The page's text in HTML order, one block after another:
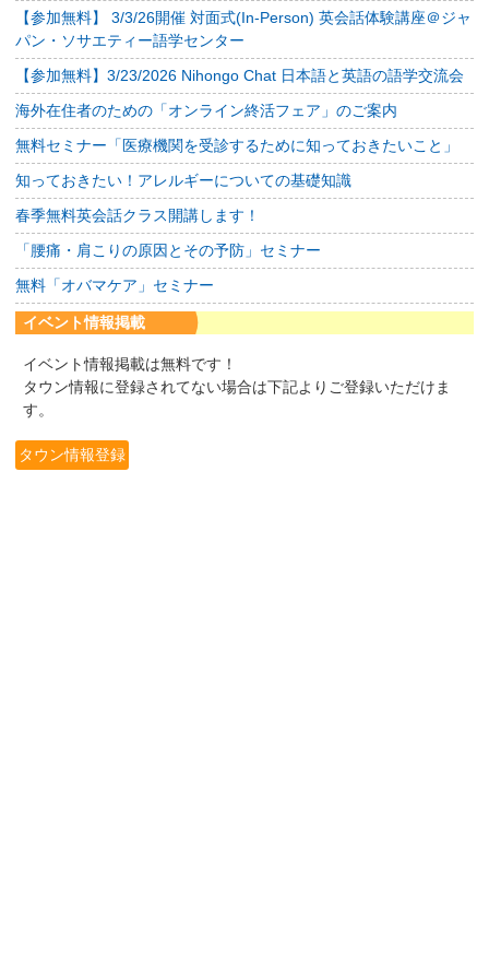
【参加無料】 3/3/26開催 対面式(In-Person) 英会話体験講座＠ジャ
パン・ソサエティー語学センター
【参加無料】3/23/2026 Nihongo Chat 日本語と英語の語学交流会
海外在住者のための「オンライン終活フェア」のご案内
無料セミナー「医療機関を受診するために知っておきたいこと」
知っておきたい！アレルギーについての基礎知識
春季無料英会話クラス開講します！
「腰痛・肩こりの原因とその予防」セミナー
無料「オバマケア」セミナー
イベント情報掲載
イベント情報掲載は無料です！
タウン情報に登録されてない場合は下記よりご登録いただけま
す。
タウン情報登録